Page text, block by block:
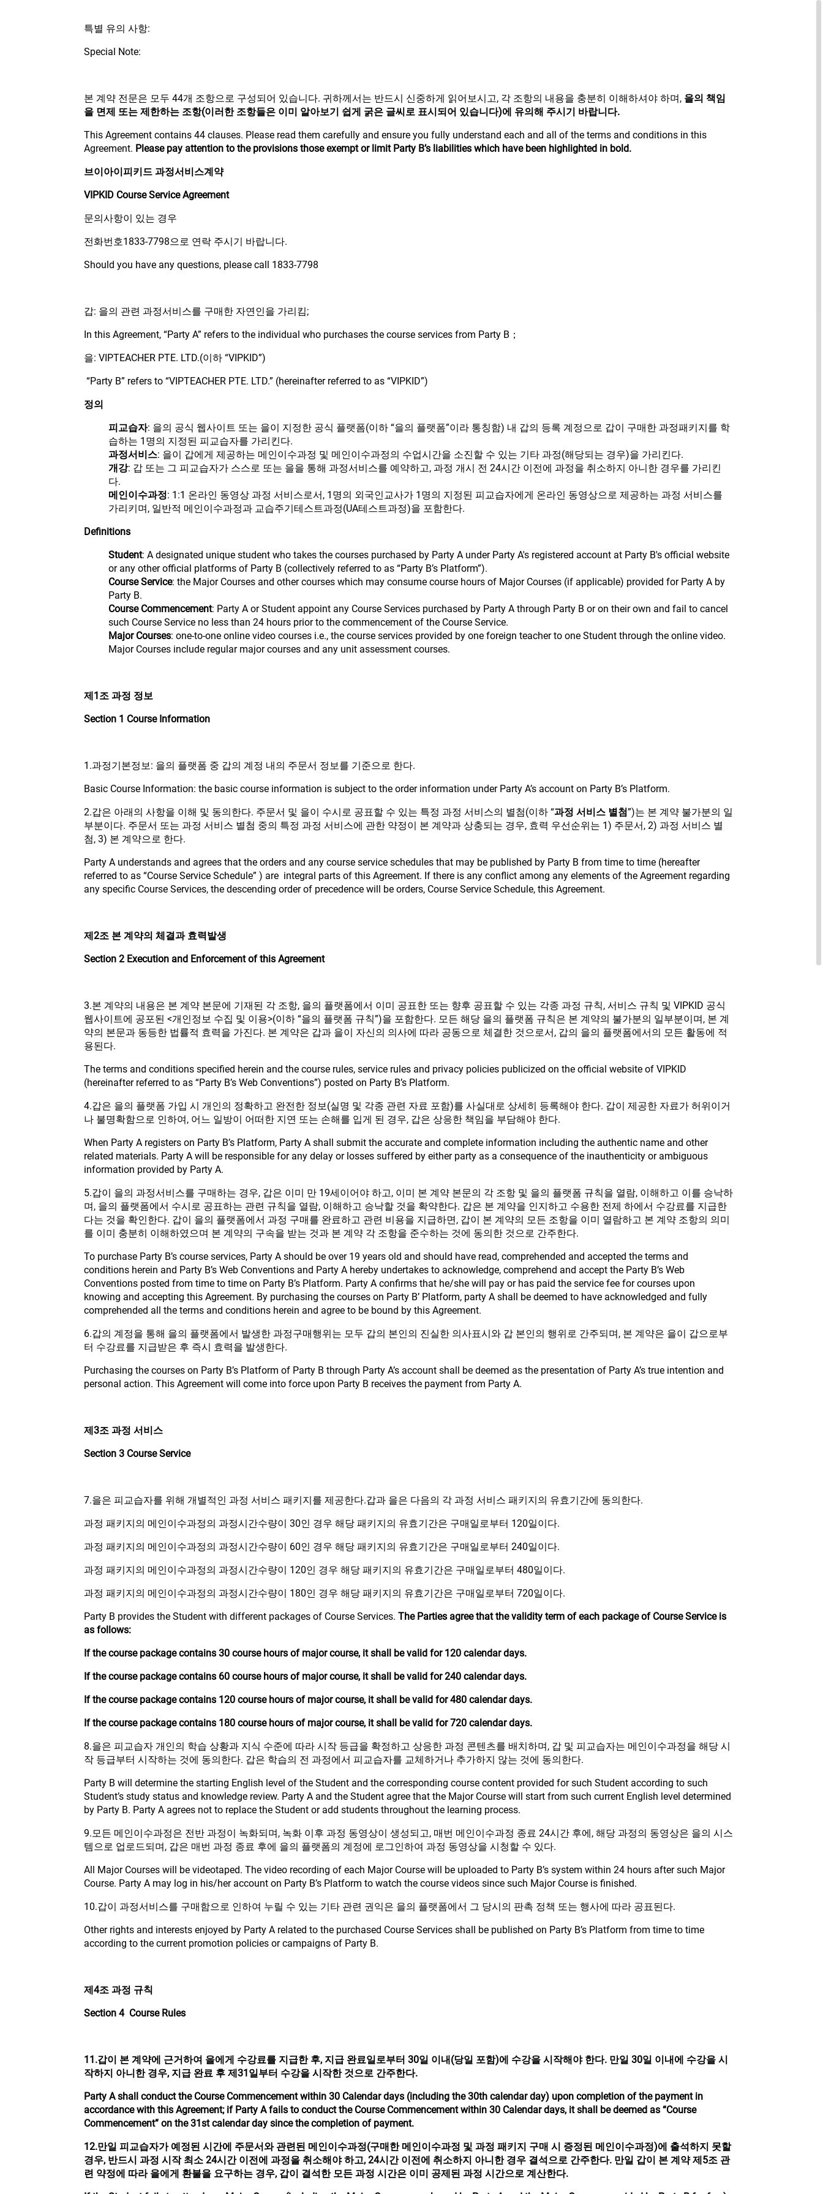
특별 유의 사항:
Special Note:
본 계약 전문은 모두 44개 조항으로 구성되어 있습니다. 귀하께서는 반드시 신중하게 읽어보시고, 각 조항의 내용을 충분히 이해하셔야 하며, 을의 책임
을 면제 또는 제한하는 조항(이러한 조항들은 이미 알아보기 쉽게 굵은 글씨로 표시되어 있습니다)에 유의해 주시기 바랍니다.
This Agreement contains 44 clauses. Please read them carefully and ensure you fully understand each and all of the terms and conditions in this
Agreement. Please pay attention to the provisions those exempt or limit Party B’s liabilities which have been highlighted in bold.
브이아이피키드 과정서비스계약
VIPKID Course Service Agreement
문의사항이 있는 경우
전화번호1833-7798으로 연락 주시기 바랍니다.
Should you have any questions, please call 1833-7798
갑: 을의 관련 과정서비스를 구매한 자연인을 가리킴;
In this Agreement, “Party A” refers to the individual who purchases the course services from Party B；
을: VIPTEACHER PTE. LTD.(이하 “VIPKID”)
“Party B” refers to “VIPTEACHER PTE. LTD.” (hereinafter referred to as “VIPKID”)
정의
피교습자: 을의 공식 웹사이트 또는 을이 지정한 공식 플랫폼(이하 “을의 플랫폼”이라 통칭함) 내 갑의 등록 계정으로 갑이 구매한 과정패키지를 학
습하는 1명의 지정된 피교습자를 가리킨다.
과정서비스: 을이 갑에게 제공하는 메인이수과정 및 메인이수과정의 수업시간을 소진할 수 있는 기타 과정(해당되는 경우)을 가리킨다.
개강: 갑 또는 그 피교습자가 스스로 또는 을을 통해 과정서비스를 예약하고, 과정 개시 전 24시간 이전에 과정을 취소하지 아니한 경우를 가리킨
다.
메인이수과정: 1:1 온라인 동영상 과정 서비스로서, 1명의 외국인교사가 1명의 지정된 피교습자에게 온라인 동영상으로 제공하는 과정 서비스를
가리키며, 일반적 메인이수과정과 교습주기테스트과정(UA테스트과정)을 포함한다.
Definitions
Student: A designated unique student who takes the courses purchased by Party A under Party A's registered account at Party B's official website
or any other official platforms of Party B (collectively referred to as “Party B’s Platform”).
Course Service: the Major Courses and other courses which may consume course hours of Major Courses (if applicable) provided for Party A by
Party B.
Course Commencement: Party A or Student appoint any Course Services purchased by Party A through Party B or on their own and fail to cancel
such Course Service no less than 24 hours prior to the commencement of the Course Service.
Major Courses: one-to-one online video courses i.e., the course services provided by one foreign teacher to one Student through the online video.
Major Courses include regular major courses and any unit assessment courses.
제1조 과정 정보
Section 1 Course Information
1.과정기본정보: 을의 플랫폼 중 갑의 계정 내의 주문서 정보를 기준으로 한다.
Basic Course Information: the basic course information is subject to the order information under Party A’s account on Party B’s Platform.
2.갑은 아래의 사항을 이해 및 동의한다. 주문서 및 을이 수시로 공표할 수 있는 특정 과정 서비스의 별첨(이하 “과정 서비스 별첨”)는 본 계약 불가분의 일
부분이다. 주문서 또는 과정 서비스 별첨 중의 특정 과정 서비스에 관한 약정이 본 계약과 상충되는 경우, 효력 우선순위는 1) 주문서, 2) 과정 서비스 별
첨, 3) 본 계약으로 한다.
Party A understands and agrees that the orders and any course service schedules that may be published by Party B from time to time (hereafter
referred to as “Course Service Schedule” ) are integral parts of this Agreement. If there is any conflict among any elements of the Agreement regarding
any specific Course Services, the descending order of precedence will be orders, Course Service Schedule, this Agreement.
제2조 본 계약의 체결과 효력발생
Section 2 Execution and Enforcement of this Agreement
3.본 계약의 내용은 본 계약 본문에 기재된 각 조항, 을의 플랫폼에서 이미 공표한 또는 향후 공표할 수 있는 각종 과정 규칙, 서비스 규칙 및 VIPKID 공식
웹사이트에 공포된 <개인정보 수집 및 이용>(이하 “을의 플랫폼 규칙”)을 포함한다. 모든 해당 을의 플랫폼 규칙은 본 계약의 불가분의 일부분이며, 본 계
약의 본문과 동등한 법률적 효력을 가진다. 본 계약은 갑과 을이 자신의 의사에 따라 공동으로 체결한 것으로서, 갑의 을의 플랫폼에서의 모든 활동에 적
용된다.
The terms and conditions specified herein and the course rules, service rules and privacy policies publicized on the official website of VIPKID
(hereinafter referred to as “Party B’s Web Conventions”) posted on Party B’s Platform.
4.갑은 을의 플랫폼 가입 시 개인의 정확하고 완전한 정보(실명 및 각종 관련 자료 포함)를 사실대로 상세히 등록해야 한다. 갑이 제공한 자료가 허위이거
나 불명확함으로 인하여, 어느 일방이 어떠한 지연 또는 손해를 입게 된 경우, 갑은 상응한 책임을 부담해야 한다.
When Party A registers on Party B’s Platform, Party A shall submit the accurate and complete information including the authentic name and other
related materials. Party A will be responsible for any delay or losses suffered by either party as a consequence of the inauthenticity or ambiguous
information provided by Party A.
5.갑이 을의 과정서비스를 구매하는 경우, 갑은 이미 만 19세이어야 하고, 이미 본 계약 본문의 각 조항 및 을의 플랫폼 규칙을 열람, 이해하고 이를 승낙하
며, 을의 플랫폼에서 수시로 공표하는 관련 규칙을 열람, 이해하고 승낙할 것을 확약한다. 갑은 본 계약을 인지하고 수용한 전제 하에서 수강료를 지급한
다는 것을 확인한다. 갑이 을의 플랫폼에서 과정 구매를 완료하고 관련 비용을 지급하면, 갑이 본 계약의 모든 조항을 이미 열람하고 본 계약 조항의 의미
를 이미 충분히 이해하였으며 본 계약의 구속을 받는 것과 본 계약 각 조항을 준수하는 것에 동의한 것으로 간주한다.
To purchase Party B’s course services, Party A should be over 19 years old and should have read, comprehended and accepted the terms and
conditions herein and Party B’s Web Conventions and Party A hereby undertakes to acknowledge, comprehend and accept the Party B’s Web
Conventions posted from time to time on Party B’s Platform. Party A confirms that he/she will pay or has paid the service fee for courses upon
knowing and accepting this Agreement. By purchasing the courses on Party B’ Platform, party A shall be deemed to have acknowledged and fully
comprehended all the terms and conditions herein and agree to be bound by this Agreement.
6.갑의 계정을 통해 을의 플랫폼에서 발생한 과정구매행위는 모두 갑의 본인의 진실한 의사표시와 갑 본인의 행위로 간주되며, 본 계약은 을이 갑으로부
터 수강료를 지급받은 후 즉시 효력을 발생한다.
Purchasing the courses on Party B’s Platform of Party B through Party A’s account shall be deemed as the presentation of Party A’s true intention and
personal action. This Agreement will come into force upon Party B receives the payment from Party A.
제3조 과정 서비스
Section 3 Course Service
7.을은 피교습자를 위해 개별적인 과정 서비스 패키지를 제공한다.갑과 을은 다음의 각 과정 서비스 패키지의 유효기간에 동의한다.
과정 패키지의 메인이수과정의 과정시간수량이 30인 경우 해당 패키지의 유효기간은 구매일로부터 120일이다.
과정 패키지의 메인이수과정의 과정시간수량이 60인 경우 해당 패키지의 유효기간은 구매일로부터 240일이다.
과정 패키지의 메인이수과정의 과정시간수량이 120인 경우 해당 패키지의 유효기간은 구매일로부터 480일이다.
과정 패키지의 메인이수과정의 과정시간수량이 180인 경우 해당 패키지의 유효기간은 구매일로부터 720일이다.
Party B provides the Student with different packages of Course Services. The Parties agree that the validity term of each package of Course Service is
as follows:
If the course package contains 30 course hours of major course, it shall be valid for 120 calendar days.
If the course package contains 60 course hours of major course, it shall be valid for 240 calendar days.
If the course package contains 120 course hours of major course, it shall be valid for 480 calendar days.
If the course package contains 180 course hours of major course, it shall be valid for 720 calendar days.
8.을은 피교습자 개인의 학습 상황과 지식 수준에 따라 시작 등급을 확정하고 상응한 과정 콘텐츠를 배치하며, 갑 및 피교습자는 메인이수과정을 해당 시
작 등급부터 시작하는 것에 동의한다. 갑은 학습의 전 과정에서 피교습자를 교체하거나 추가하지 않는 것에 동의한다.
Party B will determine the starting English level of the Student and the corresponding course content provided for such Student according to such
Student’s study status and knowledge review. Party A and the Student agree that the Major Course will start from such current English level determined
by Party B. Party A agrees not to replace the Student or add students throughout the learning process.
9.모든 메인이수과정은 전반 과정이 녹화되며, 녹화 이후 과정 동영상이 생성되고, 매번 메인이수과정 종료 24시간 후에, 해당 과정의 동영상은 을의 시스
템으로 업로드되며, 갑은 매번 과정 종료 후에 을의 플랫폼의 계정에 로그인하여 과정 동영상을 시청할 수 있다.
All Major Courses will be videotaped. The video recording of each Major Course will be uploaded to Party B’s system within 24 hours after such Major
Course. Party A may log in his/her account on Party B’s Platform to watch the course videos since such Major Course is finished.
10.갑이 과정서비스를 구매함으로 인하여 누릴 수 있는 기타 관련 권익은 을의 플랫폼에서 그 당시의 판촉 정책 또는 행사에 따라 공표된다.
Other rights and interests enjoyed by Party A related to the purchased Course Services shall be published on Party B’s Platform from time to time
according to the current promotion policies or campaigns of Party B.
제4조 과정 규칙
Section 4 Course Rules
11.갑이 본 계약에 근거하여 을에게 수강료를 지급한 후, 지급 완료일로부터 30일 이내(당일 포함)에 수강을 시작해야 한다. 만일 30일 이내에 수강을 시
작하지 아니한 경우, 지급 완료 후 제31일부터 수강을 시작한 것으로 간주한다.
Party A shall conduct the Course Commencement within 30 Calendar days (including the 30th calendar day) upon completion of the payment in
accordance with this Agreement; if Party A fails to conduct the Course Commencement within 30 Calendar days, it shall be deemed as “Course
Commencement” on the 31st calendar day since the completion of payment.
12.만일 피교습자가 예정된 시간에 주문서와 관련된 메인이수과정(구매한 메인이수과정 및 과정 패키지 구매 시 증정된 메인이수과정)에 출석하지 못할
경우, 반드시 과정 시작 최소 24시간 이전에 과정을 취소해야 하고, 24시간 이전에 취소하지 아니한 경우 결석으로 간주한다. 만일 갑이 본 계약 제5조 관
련 약정에 따라 을에게 환불을 요구하는 경우, 갑이 결석한 모든 과정 시간은 이미 공제된 과정 시간으로 계산한다.